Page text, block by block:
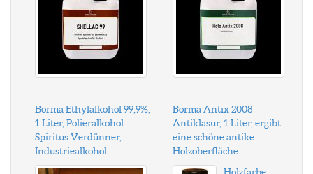
Borma Ethylalkohol 99,9%,
1 Liter, Polieralkohol
Spiritus Verdünner,
Industriealkohol
Borma Antix 2008
Antiklasur, 1 Liter, ergibt
eine schöne antike
Holzoberfläche